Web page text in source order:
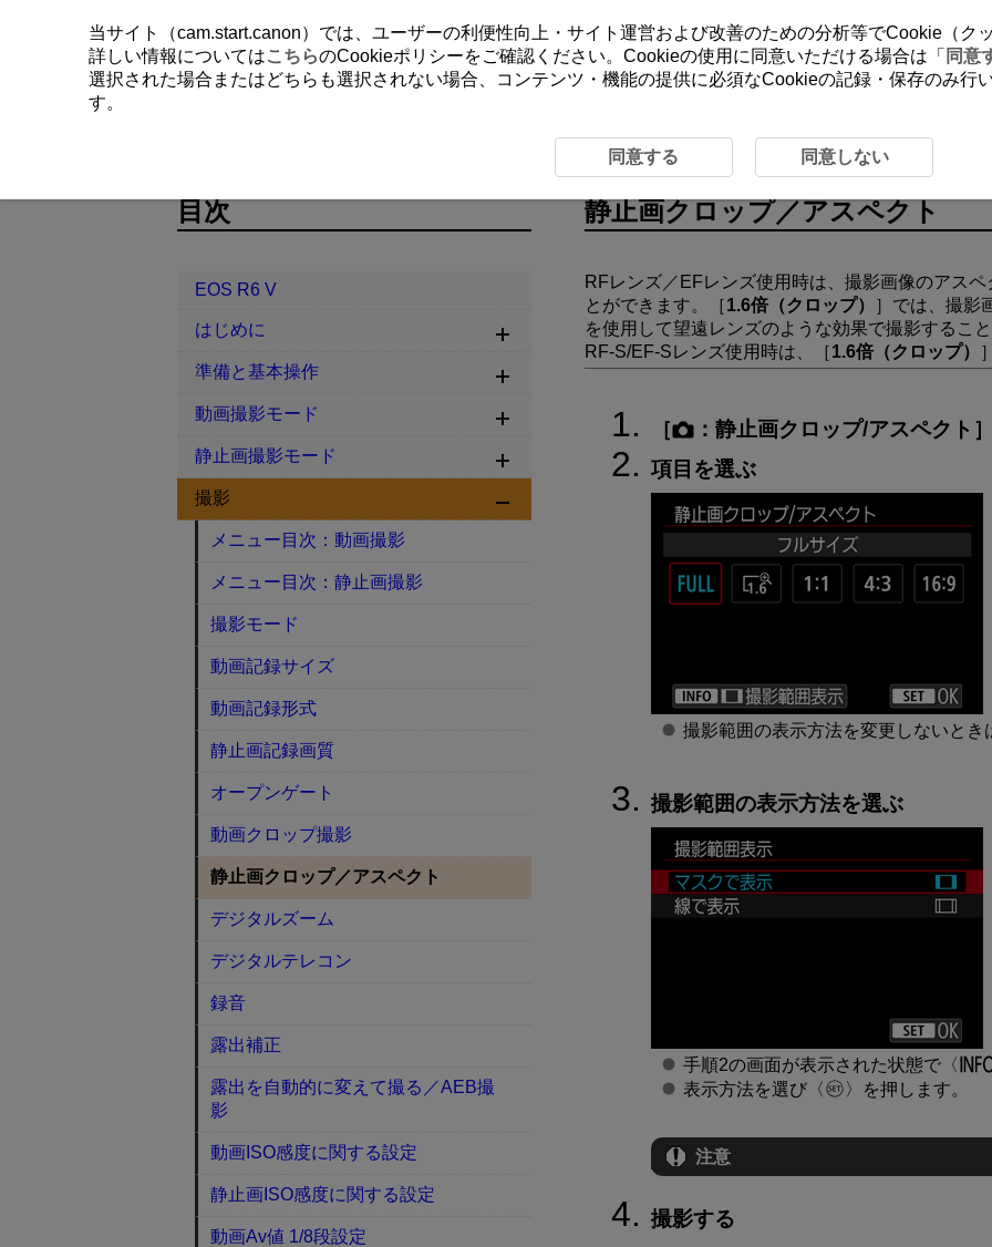
静止画クロップ／アスペクト
RFレンズ／EFレンズ使用時は、撮影画像のアス
とができます。［1.6倍（クロップ） ］では、撮影
を使用して望遠レンズのような効果で撮影すること
RF-S/EF-Sレンズ使用時は、［1.6倍（クロップ）
［ ： 静止画クロップ/アスペクト
項目を選ぶ
撮影範囲の表示方法を変更しないとき
撮影範囲の表示方法を選ぶ
手順2の画面が表示された状態で
表示方法を選び
を押します。
注意
撮影する
目次
EOS R6 V
はじめに
準備と基本操作
動画撮影モード
静止画撮影モード
撮影
メニュー目次：動画撮影
メニュー目次：静止画撮影
撮影モード
動画記録サイズ
動画記録形式
静止画記録画質
オープンゲート
動画クロップ撮影
静止画クロップ／アスペクト
デジタルズーム
デジタルテレコン
録音
露出補正
露出を自動的に変えて撮る／AEB撮
影
動画ISO感度に関する設定
静止画ISO感度に関する設定
動画Av値 1/8段設定
当サイト（cam.start.canon）では、ユーザーの利便性向上・サイト運営および改善のための分析等でCookie（ク
詳しい情報についてはこちらのCookieポリシーをご確認ください。Cookieの使用に同意いただける場合は「 同意
選択された場合またはどちらも選択されない場合、コンテンツ・機能の提供に必須なCookieの記録・保存のみ行
す。
同意する 同意しない